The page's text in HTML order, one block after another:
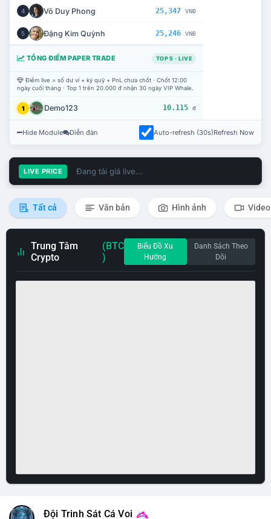
4 Võ Duy Phong 25,347 VNĐ
5 Đặng Kim Quỳnh 25,246 VNĐ
TỔNG ĐIỂM PAPER TRADE TOP 5 · LIVE
Điểm live = số dư ví + ký quỹ + PnL chưa chốt · Chốt 12:00
ngày cuối tháng · Top 1 trên 20.000 đ nhận 30 ngày VIP Whale.
1 Demo123 10.115 đ
Hide Module Diễn đàn Auto-refresh (30s)Refresh Now
LIVE PRICE Đang tải giá live...
Tất cả Văn bản Hình ảnh Video
Trung Tâm
Crypto
(BTC
)
Biểu Đồ Xu
Hướng
Danh Sách Theo
Dõi
Đội Trinh Sát Cá Voi